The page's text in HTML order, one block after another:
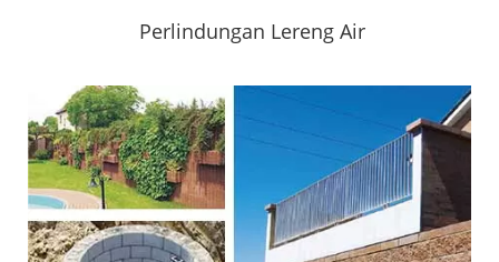
Perlindungan Lereng Air